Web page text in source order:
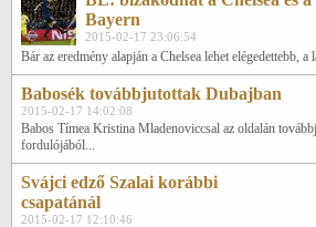
Bayern
2015-02-17 23:06:54
Bár az eredmény alapján a Chelsea lehet elégedettebb, a
Babosék továbbjutottak Dubajban
2015-02-17 14:02:08
Babos Tímea Kristina Mladenoviccsal az oldalán
fordulójából...
Svájci edző Szalai korábbi
csapatánál
2015-02-17 12:10:46